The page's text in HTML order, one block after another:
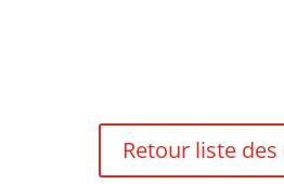
Retour liste